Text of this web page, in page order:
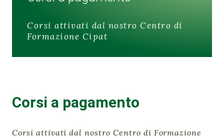
Corsi attivati dal nostro Centro di
Formazione Cipat
Corsi a pagamento
Corsi attivati dal nostro Centro di Formazione